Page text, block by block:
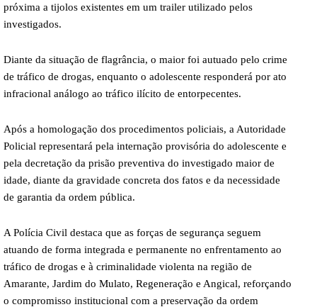
próxima a tijolos existentes em um trailer utilizado pelos
investigados.
Diante da situação de flagrância, o maior foi autuado pelo crime
de tráfico de drogas, enquanto o adolescente responderá por ato
infracional análogo ao tráfico ilícito de entorpecentes.
Após a homologação dos procedimentos policiais, a Autoridade
Policial representará pela internação provisória do adolescente e
pela decretação da prisão preventiva do investigado maior de
idade, diante da gravidade concreta dos fatos e da necessidade
de garantia da ordem pública.
A Polícia Civil destaca que as forças de segurança seguem
atuando de forma integrada e permanente no enfrentamento ao
tráfico de drogas e à criminalidade violenta na região de
Amarante, Jardim do Mulato, Regeneração e Angical, reforçando
o compromisso institucional com a preservação da ordem